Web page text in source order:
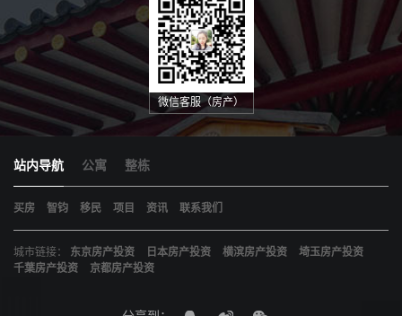
微信客服（房产）
站内导航 公寓 整栋
买房 智钧 移民 项目 资讯 联系我们
城市链接： 东京房产投资 日本房产投资 横滨房产投资
埼玉房产投资
千葉房产投资
京都房产投资